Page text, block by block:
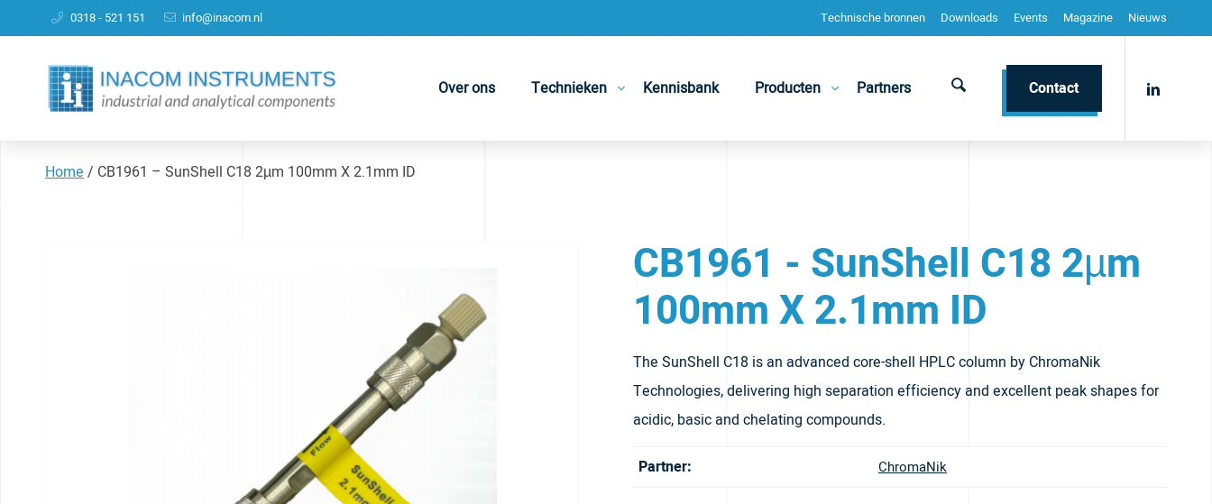
Technische bronnen Downloads Events Magazine Nieuws
0318 - 521 151 info@inacom.nl
Over ons Technieken Kennisbank Producten Partners Contact
Home/ CB1961 – SunShell C18 2µm 100mm X 2.1mm ID
CB1961 - SunShell C18 2µm
100mm X 2.1mm ID
The SunShell C18 is an advanced core-shell HPLC column by ChromaNik
Technologies, delivering high separation efficiency and excellent peak shapes for
acidic, basic and chelating compounds.
Partner: ChromaNik